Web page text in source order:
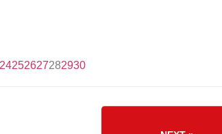
24252627282930